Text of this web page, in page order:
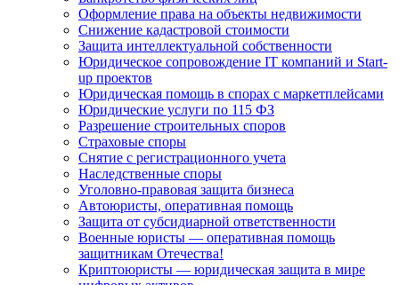
Оформление права на объекты недвижимости
Снижение кадастровой стоимости
Защита интеллектуальной собственности
Юридическое сопровождение IT компаний и Start-
up проектов
Юридическая помощь в спорах с маркетплейсами
Юридические услуги по 115 ФЗ
Разрешение строительных споров
Страховые споры
Снятие с регистрационного учета
Наследственные споры
Уголовно-правовая защита бизнеса
Автоюристы, оперативная помощь
Защита от субсидиарной ответственности
Военные юристы — оперативная помощь
защитникам Отечества!
Криптоюристы — юридическая защита в мире